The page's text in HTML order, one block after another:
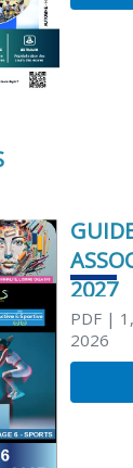
2027
PDF|
2026